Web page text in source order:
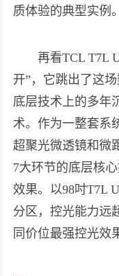
质体验的典型实例。
再看TCL T7L
开”，它跳出了这
底层技术上的多年
术。作为一整套系
超聚光微透镜和微
7大环节的底层核
效果。以98吋T7L
分区，控光能力远
同价位最强控光效